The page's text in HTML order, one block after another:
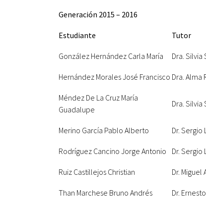
Generación 2015 – 2016
Estudiante Tutor
González Hernández Carla María Dra.
Hernández Morales José Francisco Dra. Alma
Méndez De La Cruz María
Guadalupe
Dra.
Merino García Pablo Alberto Dr. Sergio
Rodríguez Cancino Jorge Antonio Dr. Sergio
Ruiz Castillejos Christian Dr. Miguel
Than Marchese Bruno Andrés Dr.